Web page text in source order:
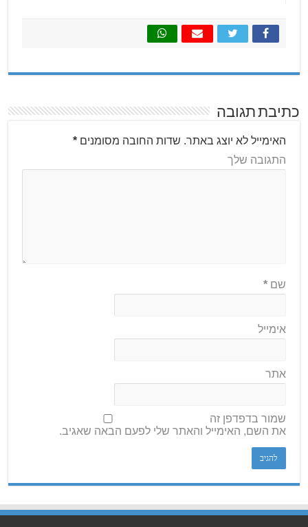
כתיבת תגובה
האימייל לא יוצג באתר. שדות החובה מסומנים*
התגובה שלך
שם*
אימייל
אתר
שמור בדפדפן זה
את השם, האימייל והאתר שלי לפעם הבאה שאגיב.